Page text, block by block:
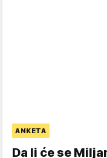
ANKETA
Da li će se